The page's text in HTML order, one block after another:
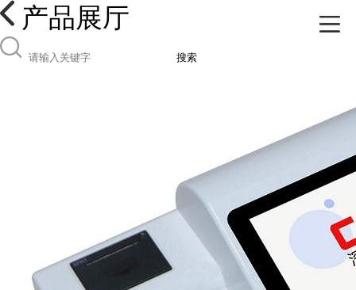
产品展厅
搜索